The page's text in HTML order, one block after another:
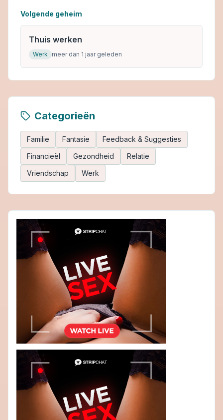
Volgende geheim
Thuis werken
Werk meer dan 1 jaar geleden
Categorieën
Familie Fantasie
Feedback & Suggesties
Financieël
Gezondheid
Relatie
Vriendschap
Werk